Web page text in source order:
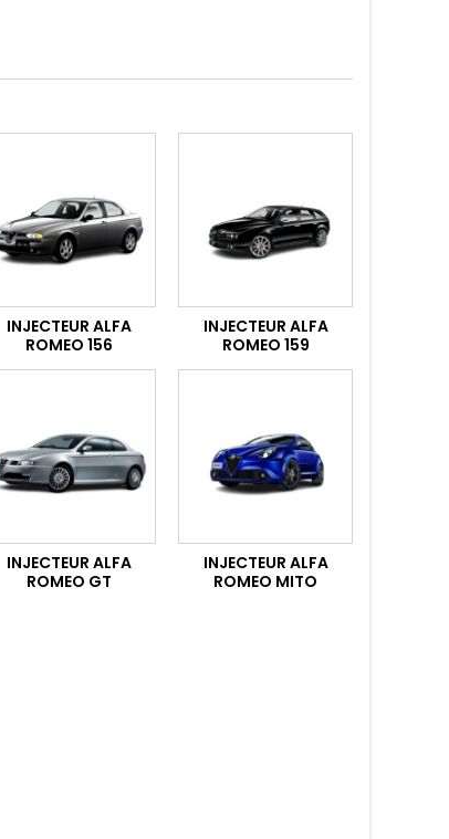
INJECTEUR ALFA
ROMEO 156
INJECTEUR ALFA
ROMEO 159
INJECTEUR ALFA
ROMEO GT
INJECTEUR ALFA
ROMEO MITO